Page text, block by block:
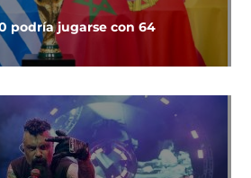
podría jugarse con 64